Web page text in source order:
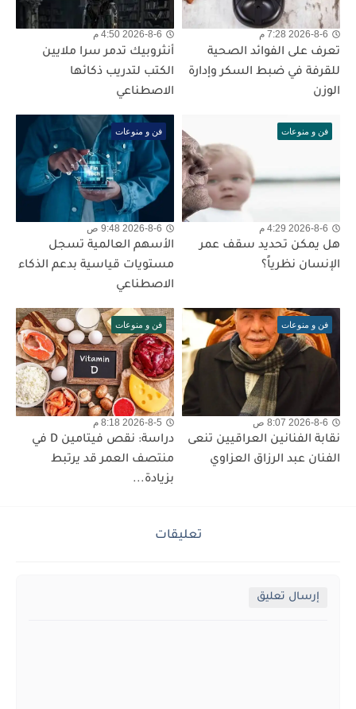
2026-8-6 7:28 م
تعرف على الفوائد الصحية
للقرفة في ضبط السكر وإدارة
الوزن
2026-8-6 4:50 م
أنثروبيك تدمر سرا ملايين
الكتب لتدريب ذكائها
الاصطناعي
فن و منوعات
2026-8-6 4:29 م
هل يمكن تحديد سقف عمر
الإنسان نظرياً؟
فن و منوعات
2026-8-6 9:48 ص
الأسهم العالمية تسجل
مستويات قياسية بدعم الذكاء
الاصطناعي
فن و منوعات
2026-8-6 8:07 ص
نقابة الفنانين العراقيين تنعى
الفنان عبد الرزاق العزاوي
فن و منوعات
2026-8-5 8:18 م
دراسة: نقص فيتامين D في
منتصف العمر قد يرتبط
بزيادة...
تعليقات
إرسال تعليق